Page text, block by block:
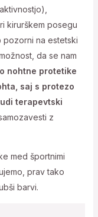
kirurškem posegu
pozorni na estetski
da se nam
nohtne protetike
saj s protezo
terapevtski
z
med športnimi
prav tako
barvi.